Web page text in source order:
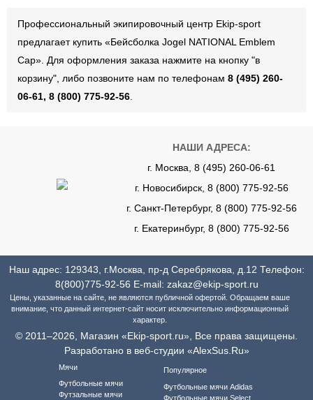
Профессиональный экипировочный центр Ekip-sport
предлагает купить «Бейсболка Jogel NATIONAL Emblem
Cap». Для оформления заказа нажмите на кнопку "в
корзину", либо позвоните нам по телефонам 8 (495) 260-
06-61, 8 (800) 775-92-56
НАШИ АДРЕСА:
г. Москва, 8 (495) 260-06-61
г. Новосибирск, 8 (800) 775-92-56
г. Санкт-Петербург, 8 (800) 775-92-56
г. Екатеринбург, 8 (800) 775-92-56
Наш адрес: 129343, г.Москва, пр-д Серебрякова, д.12 Телефон:
8(800)775-92-56 E-mail: zakaz@ekip-sport.ru
Цены, указанные на сайте, не являются публичной офертой. Обращаем ваше
внимание, что данный интернет-сайт носит исключительно информационный
характер.
© 2011–2026, Магазин «Ekip-sport.ru», Все права защищены.
Разработано в веб-студии «AlexSus.Ru»
Мячи
Футбольные мячи
Футзальные мячи
Популярное
Футбольные мячи Adidas
Футбольные мячи Select